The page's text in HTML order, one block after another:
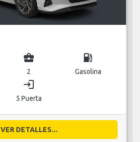
business_center
2
local_gas_station
Gasolina
login
5 Puerta
VER DETALLES...